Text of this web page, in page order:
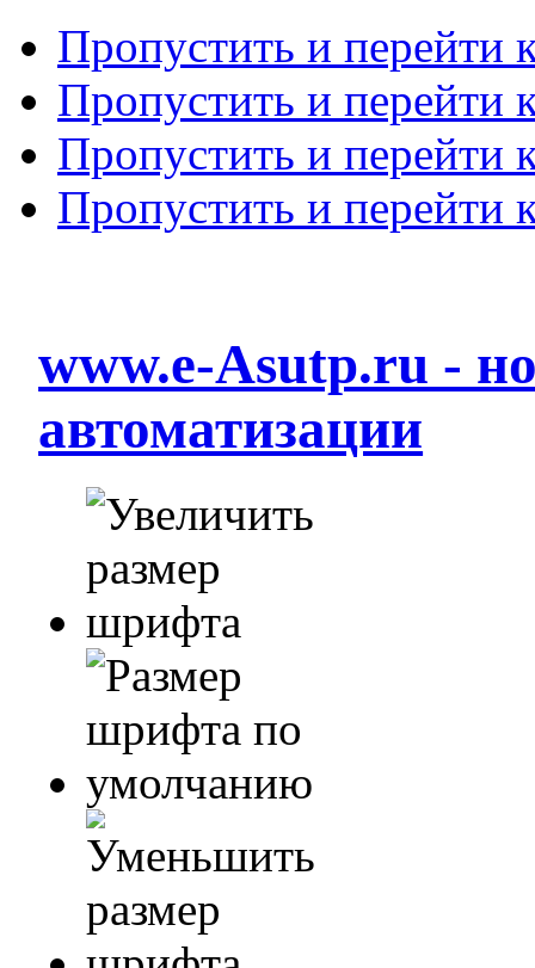
Пропустить и перейти
Пропустить и перейти
Пропустить и перейти
Пропустить и перейти
www.e-Asutp.ru -
автоматизации